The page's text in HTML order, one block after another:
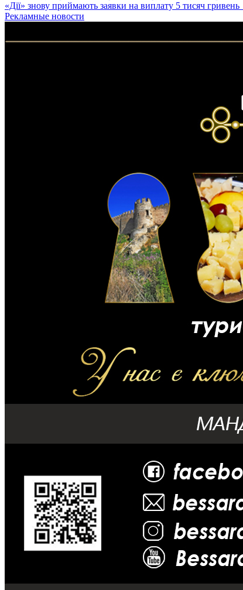
«Дії» знову приймають заявки на виплату 5 тисяч гривень
Рекламные новости